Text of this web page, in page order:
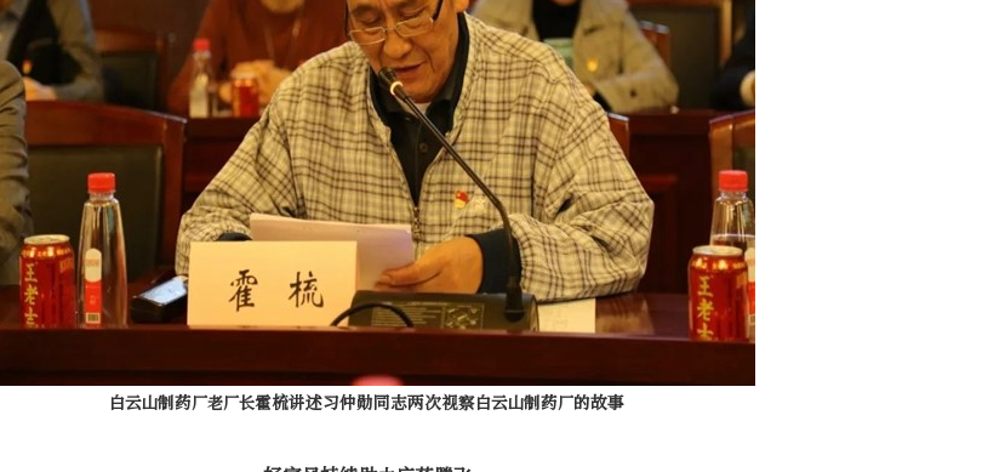
白云山制药厂老厂长霍梳讲述习仲勋同志两次视察白云山制药厂的故事